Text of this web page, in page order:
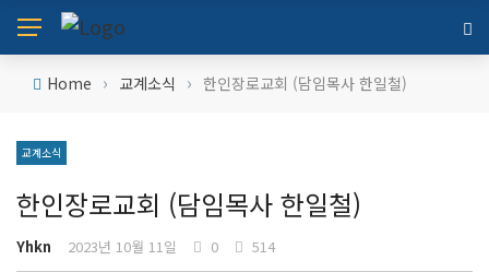
Home › 교계소식 › 한인장로교회 (담임목사 한일철)
교계소식
한인장로교회 (담임목사 한일철)
Yhkn 2023년 10월 11일 0 514